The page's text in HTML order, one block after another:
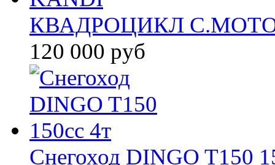
КВАДРОЦИКЛ С.МОТО
120 000 руб
Снегоход DINGO T150